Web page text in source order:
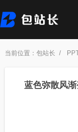
当前位置： 包站长 /
蓝色弥散风